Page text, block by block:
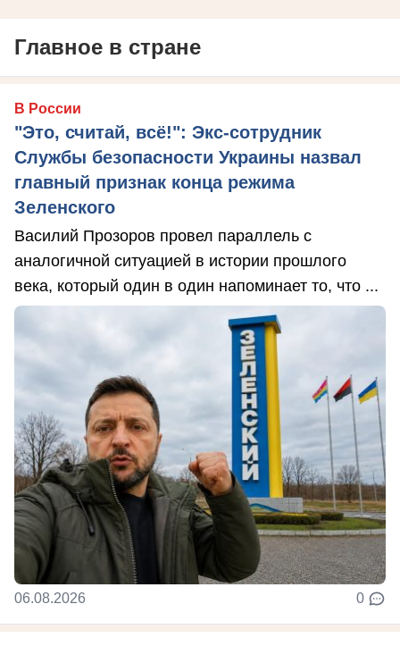
Главное в стране
В России
"Это, считай, всё!": Экс-сотрудник
Службы безопасности Украины назвал
главный признак конца режима
Зеленского
Василий Прозоров провел параллель с
аналогичной ситуацией в истории прошлого
века, который один в один напоминает то, что ...
06.08.2026 0